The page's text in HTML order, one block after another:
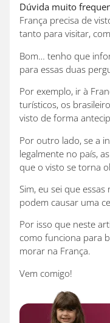
Dúvida muito
França precisa de
tanto para visitar,
Bom… tenho que
para essas duas
Por exemplo, ir à
turísticos, os
visto de forma
Por outro lado, se a
legalmente no país,
que o visto se torna
Sim, eu sei que
podem causar uma
Por isso que neste
como funciona para
morar na França.
Vem comigo!